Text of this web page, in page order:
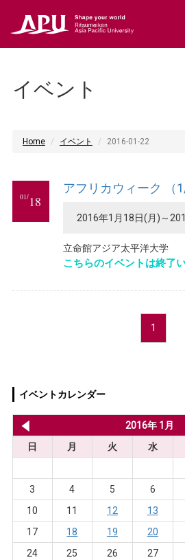
イベント
Home イベント 2016-01-22
01/18
アフリカウィーク （
2016年1月18日(月)～
立命館アジア太平洋大学
こちらのイベントは終了
1
イベントカレンダー
2016年 1月
日
月 火 水
3
4 5 6
10
11 12 13
17
18 19 20
24
25 26 27